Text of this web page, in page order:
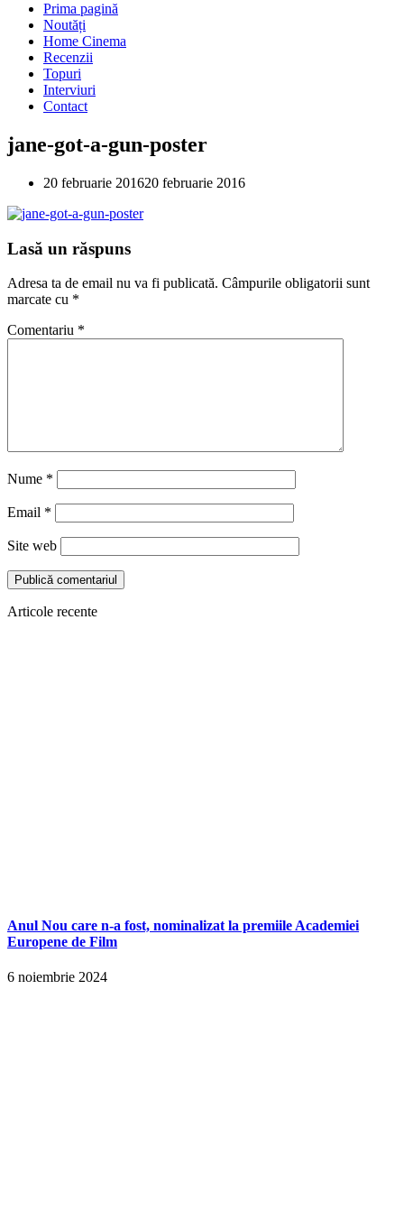
Prima pagină
Noutăți
Home Cinema
Recenzii
Topuri
Interviuri
Contact
jane-got-a-gun-poster
20 februarie 201620 februarie 2016
Lasă un răspuns
Adresa ta de email nu va fi publicată. Câmpurile obligatorii sunt
marcate cu *
Comentariu *
Nume *
Email *
Site web
Articole recente
Anul Nou care n-a fost, nominalizat la premiile Academiei
Europene de Film
6 noiembrie 2024